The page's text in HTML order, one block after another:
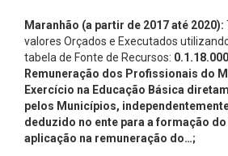
Maranhão (a partir de 2017 até 2020):
valores Orçados e Executados
tabela de Fonte de Recursos:
Remuneração dos Profissionais do
Exercício na Educação Básica
pelos Municípios,
deduzido no ente para a formação
aplicação na remuneração do…;